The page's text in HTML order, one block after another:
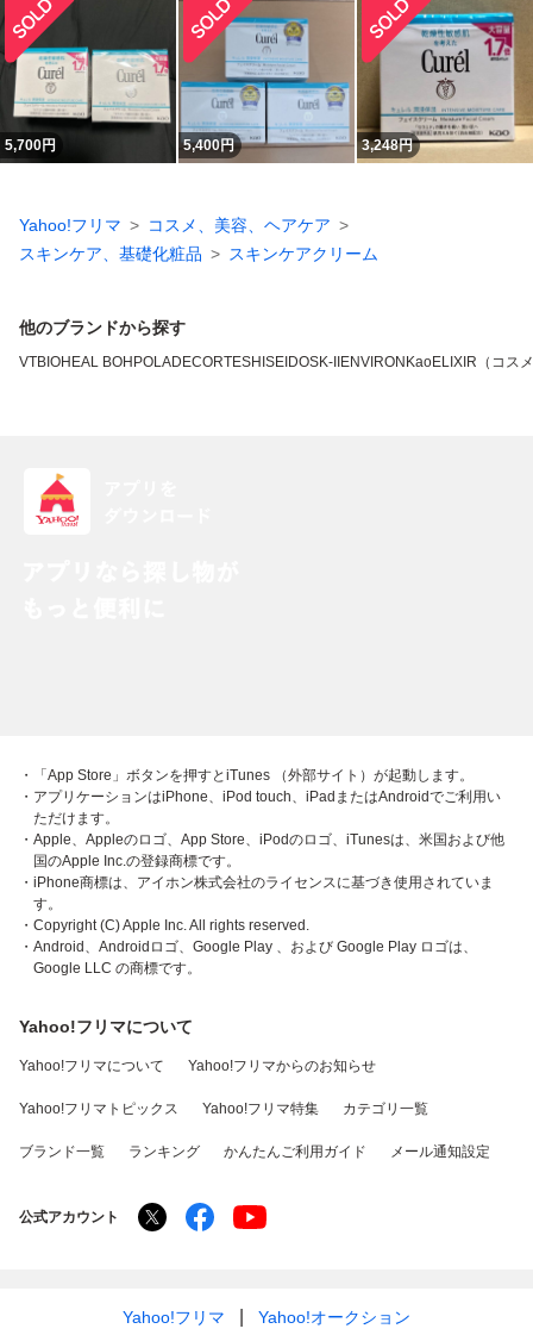
5,700円 5,400円 3,248円
Yahoo!フリマ
コスメ、美容、ヘアケア
スキンケア、基礎化粧品
スキンケアクリーム
他のブランドから探す
VTBIOHEAL BOH POLADECORTESHISEIDOSK-II ENVIRON KaoELIXIR（コス
・「App Store」ボタンを押すとiTunes （外部サイト）が起動します。
・アプリケーションはiPhone、iPod touch、iPadまたはAndroidでご利用い
ただけます。
・Apple、Appleのロゴ、App Store、iPodのロゴ、iTunesは、米国および他
国のApple Inc.の登録商標です。
・iPhone商標は、アイホン株式会社のライセンスに基づき使用されていま
す。
・Copyright (C) Apple Inc. All rights reserved.
・Android、Androidロゴ、Google Play 、および Google Play ロゴは、
Google LLC の商標です。
Yahoo!フリマについて
Yahoo!フリマについて Yahoo!フリマからのお知らせ
Yahoo!フリマトピックス Yahoo!フリマ特集 カテゴリ一覧
ブランド一覧 ランキング かんたんご利用ガイド メール通知設定
公式アカウント
Yahoo!フリマ Yahoo!オークション